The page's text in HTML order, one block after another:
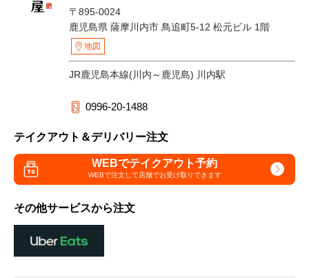
〒895-0024
鹿児島県 薩摩川内市 鳥追町5-12 松元ビル 1階
地図
JR鹿児島本線(川内～鹿児島) 川内駅
0996-20-1488
テイクアウト＆デリバリー注文
WEBでテイクアウト予約
WEBで注文して店舗でお受け取りできます
その他サービスから注文